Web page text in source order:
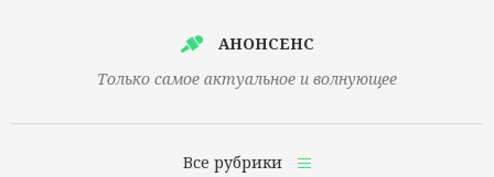
АНОНСЕНС
Только самое актуальное и волнующее
Все рубрики